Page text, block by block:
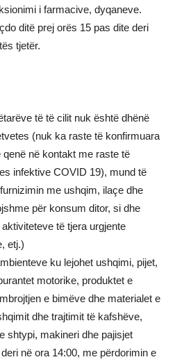
i farmacive, dyqaneve.
ditë prej orës 15 pas dite deri
tjetër.
të të cilit nuk është dhënë
(nuk ka raste të konfirmuara
në kontakt me raste të
infektive COVID 19), mund të
me ushqim, ilaçe dhe
për konsum ditor, si dhe
të tjera urgjente
etj.)
ku lejohet ushqimi, pijet,
motorike, produktet e
e bimëve dhe materialet e
dhe trajtimit të kafshëve,
shtypi, makineri dhe pajisjet
në ora 14:00, me përdorimin e